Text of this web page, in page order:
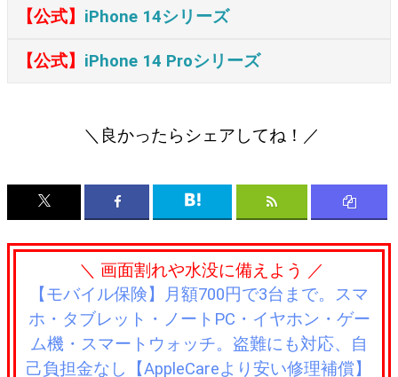
【公式】 iPhone 14シリーズ
【公式】 iPhone 14 Proシリーズ
＼良かったらシェアしてね！／
＼ 画面割れや水没に備えよう ／
【モバイル保険】月額700円で3台まで。スマ
ホ・タブレット・ノートPC・イヤホン・ゲー
ム機・スマートウォッチ。盗難にも対応、自
己負担金なし【AppleCareより安い修理補償】